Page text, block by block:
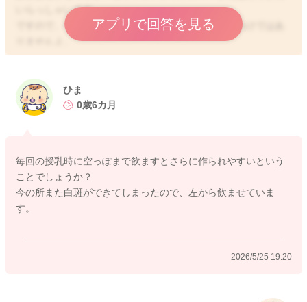
いらっしゃいます。
ですので、今の時点で張るから、異常があるというわけではあ
りませんよ。
すい、しこりになりやすい、搾っても出にくいなど、悩みが尽
きないかもしれませんが、人間の体ですから、左右のアンバラ
赤ちゃんが左を好んでいて、飲んだ後はしこりも改善するな
ら、赤ちゃんはちゃんと飲めている可能性が高いです。実際、
赤ちゃんの吸啜力はかなり強く、手搾りでは取れなくても赤ち
白斑ができやすい乳房は、出口が狭い、流れにくい感じになっ
アプリで回答を見る
ひま
0歳6カ月
毎回の授乳時に空っぽまで飲ますとさらに作られやすいという
ことでしょうか？
今の所また白斑ができてしまったので、左から飲ませていま
す。
2026/5/25 19:20